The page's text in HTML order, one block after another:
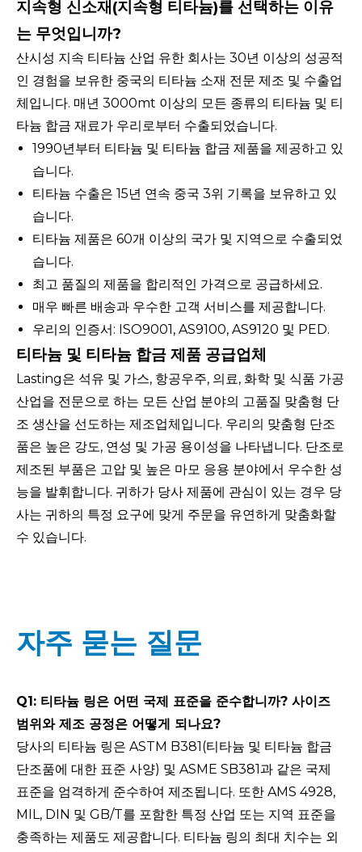
지속형 신소재(지속형 티타늄)를 선택하는 이유
는 무엇입니까?
산시성 지속 티타늄 산업 유한 회사는 30년 이상의 성공적
인 경험을 보유한 중국의 티타늄 소재 전문 제조 및 수출업
체입니다. 매년 3000mt 이상의 모든 종류의 티타늄 및 티
타늄 합금 재료가 우리로부터 수출되었습니다.
1990년부터 티타늄 및 티타늄 합금 제품을 제공하고 있
습니다.
티타늄 수출은 15년 연속 중국 3위 기록을 보유하고 있
습니다.
티타늄 제품은 60개 이상의 국가 및 지역으로 수출되었
습니다.
최고 품질의 제품을 합리적인 가격으로 공급하세요.
매우 빠른 배송과 우수한 고객 서비스를 제공합니다.
우리의 인증서: ISO9001, AS9100, AS9120 및 PED.
티타늄 및 티타늄 합금 제품 공급업체
Lasting은 석유 및 가스, 항공우주, 의료, 화학 및 식품 가공
산업을 전문으로 하는 모든 산업 분야의 고품질 맞춤형 단
조 생산을 선도하는 제조업체입니다. 우리의 맞춤형 단조
품은 높은 강도, 연성 및 가공 용이성을 나타냅니다. 단조로
제조된 부품은 고압 및 높은 마모 응용 분야에서 우수한 성
능을 발휘합니다. 귀하가 당사 제품에 관심이 있는 경우 당
사는 귀하의 특정 요구에 맞게 주문을 유연하게 맞춤화할
수 있습니다.
자주 묻는 질문
Q1: 티타늄 링은 어떤 국제 표준을 준수합니까? 사이즈
범위와 제조 공정은 어떻게 되나요?
당사의 티타늄 링은 ASTM B381(티타늄 및 티타늄 합금
단조품에 대한 표준 사양) 및 ASME SB381과 같은 국제
표준을 엄격하게 준수하여 제조됩니다. 또한 AMS 4928,
MIL, DIN 및 GB/T를 포함한 특정 산업 또는 지역 표준을
충족하는 제품도 제공합니다. 티타늄 링의 최대 치수는 외